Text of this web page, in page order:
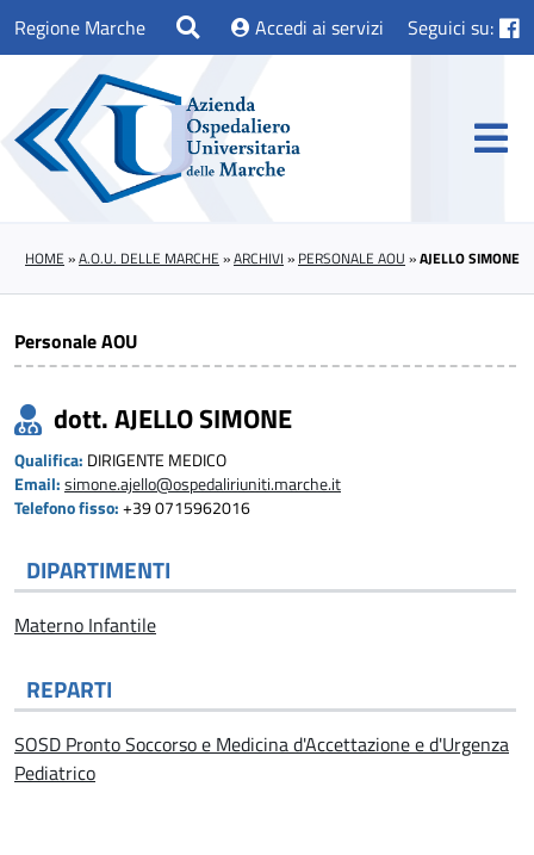
Regione Marche Accedi ai servizi Seguici su:
HOME »A.O.U. DELLE MARCHE »ARCHIVI » PERSONALE AOU »AJELLO SIMONE
Personale AOU
dott. AJELLO SIMONE
Qualifica: DIRIGENTE MEDICO
Email: simone.ajello@ospedaliriuniti.marche.it
Telefono fisso: +39 0715962016
DIPARTIMENTI
Materno Infantile
REPARTI
SOSD Pronto Soccorso e Medicina d'Accettazione e d'Urgenza
Pediatrico